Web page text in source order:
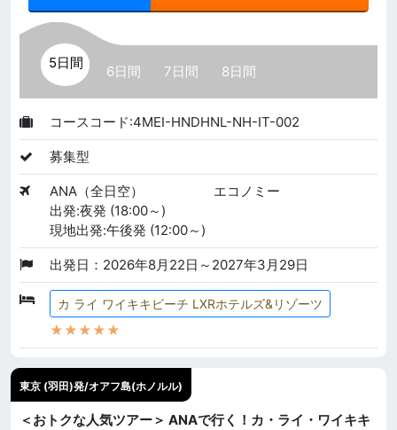
5日間
6日間 7日間 8日間
コースコード:4MEI-HNDHNL-NH-IT-002
募集型
ANA（全日空）
エコノミー
出発:夜発 (18:00～)
現地出発:午後発 (12:00～)
出発日：2026年8月22日～2027年3月29日
カ ライ ワイキキビーチ LXRホテルズ&リゾーツ
★★★★★
東京 (羽田)発/オアフ島(ホノルル)
＜おトクな人気ツアー＞ ANAで行く！カ・ライ・ワイキキ